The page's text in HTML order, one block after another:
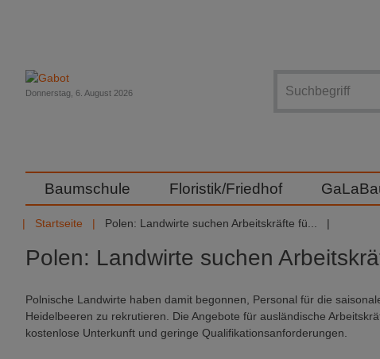
Donnerstag, 6. August 2026
Baumschule Floristik/Friedhof
Startseite Polen: Landwirte suchen Arbeitskräfte fü...
Polen: Landwirte suchen
Polnische Landwirte haben damit begonnen, Personal für die
Heidelbeeren zu rekrutieren. Die Angebote für ausländische
kostenlose Unterkunft und geringe Qualifikationsanforderungen.